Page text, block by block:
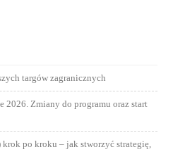
targów zagranicznych
2026. Zmiany do programu oraz start
po kroku – jak stworzyć strategię,